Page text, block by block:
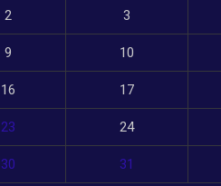
2 3
9 10
16 17
23 24
30 31